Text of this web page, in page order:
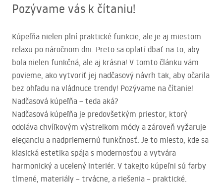
Pozývame vás k čítaniu!
Kúpeľňa nielen plní praktické funkcie, ale je aj miestom
relaxu po náročnom dni. Preto sa oplatí dbať na to, aby
bola nielen funkčná, ale aj krásna! V tomto článku vám
povieme, ako vytvoriť jej nadčasový návrh tak, aby očarila
bez ohľadu na vládnuce trendy! Pozývame na čítanie!
Nadčasová kúpeľňa – teda aká?
Nadčasová kúpeľňa je predovšetkým priestor, ktorý
odoláva chvíľkovým výstrelkom módy a zároveň vyžaruje
eleganciu a nadpriemernú funkčnosť. Je to miesto, kde sa
klasická estetika spája s modernosťou a vytvára
harmonický a ucelený interiér. V takejto kúpeľni sú farby
tlmené, materiály – trvácne, a riešenia – praktické.